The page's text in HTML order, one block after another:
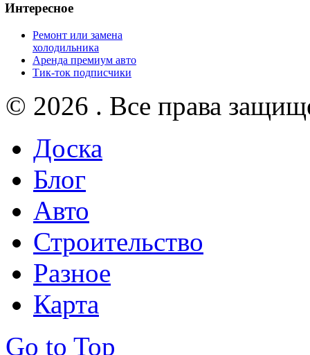
Интересное
Ремонт или замена
холодильника
Аренда премиум авто
Тик-ток подписчики
© 2026 . Все права
Доска
Блог
Авто
Строительство
Разное
Карта
Go to Top